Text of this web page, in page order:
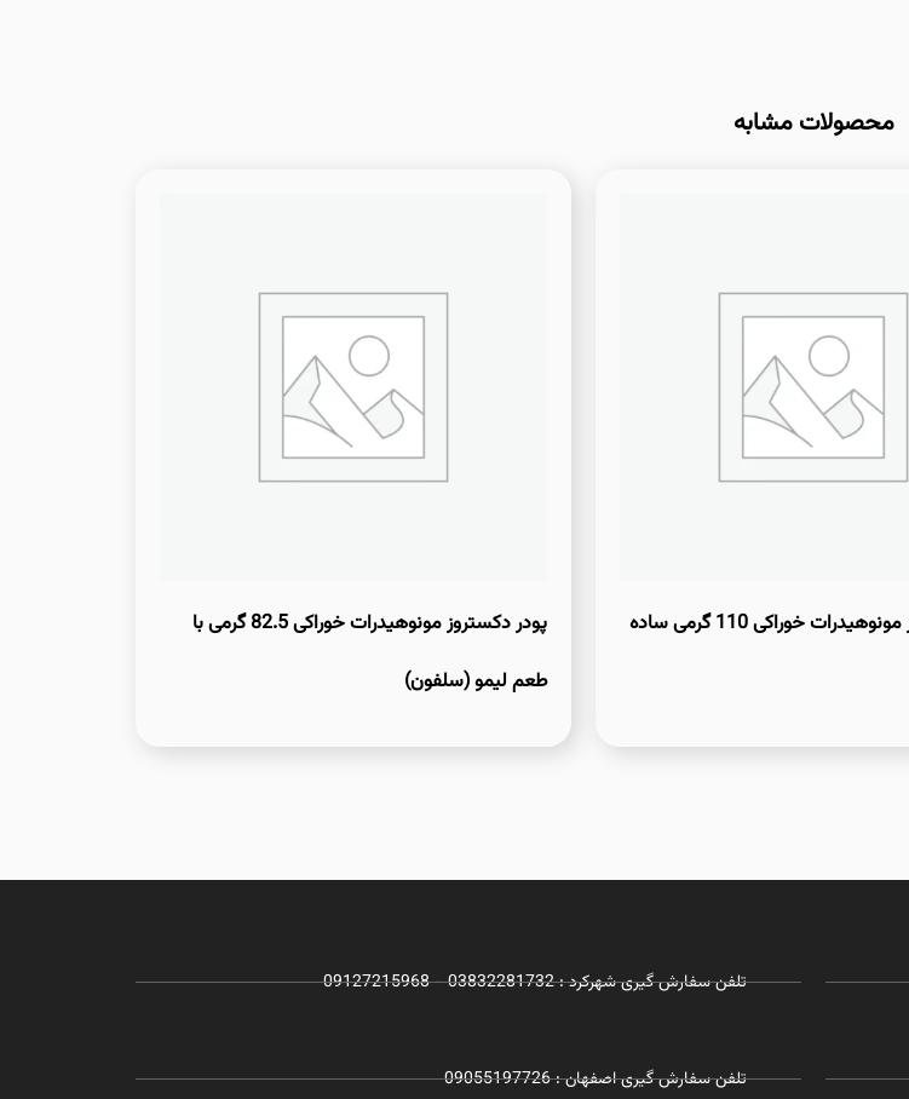
محصولات مشابه
پودر دکستروز مونوهیدرات خوراکی 110 گرمی ساده
پودر دکستروز مونوهیدرات خوراکی 82.5 گرمی با
طعم لیمو (سلفون)
تلفن سفارش گیری شهرکرد : 03832281732 - 09127215968
تلفن سفارش گیری اصفهان : 09055197726